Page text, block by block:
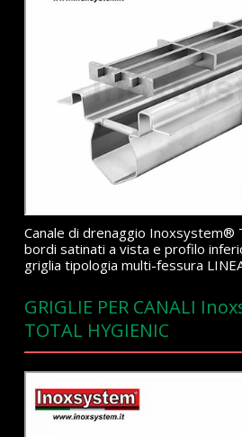
Canale di drenaggio Inoxsystem®
bordi satinati a vista e profilo
griglia tipologia multi-fessura
GRIGLIE PER CANALI
TOTAL HYGIENIC